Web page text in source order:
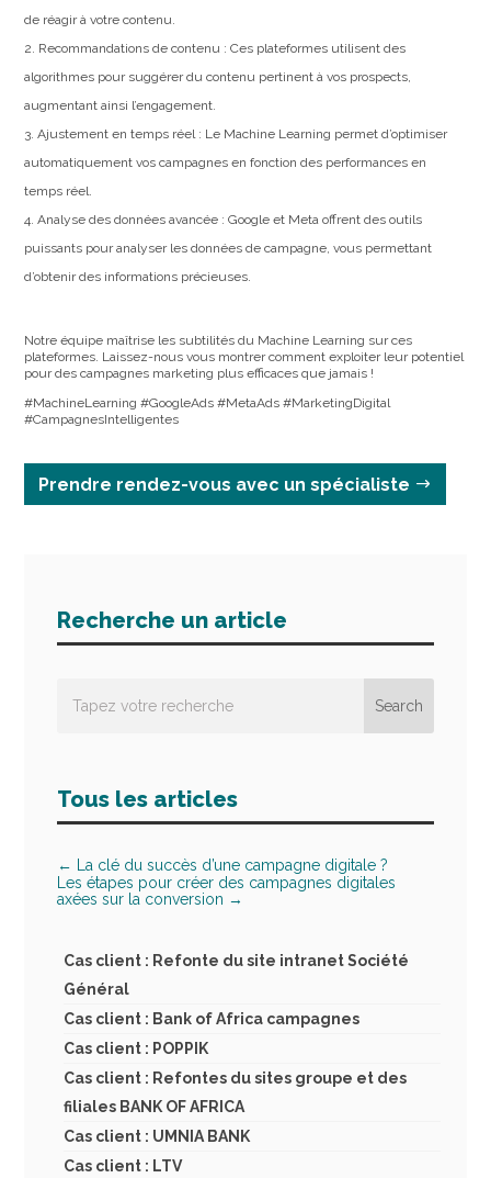
de réagir à votre contenu.
Recommandations de contenu : Ces plateformes utilisent des
algorithmes pour suggérer du contenu pertinent à vos prospects,
augmentant ainsi l’engagement.
Ajustement en temps réel : Le Machine Learning permet d’optimiser
automatiquement vos campagnes en fonction des performances en
temps réel.
Analyse des données avancée : Google et Meta offrent des outils
puissants pour analyser les données de campagne, vous permettant
d’obtenir des informations précieuses.
Notre équipe maîtrise les subtilités du Machine Learning sur ces
plateformes. Laissez-nous vous montrer comment exploiter leur potentiel
pour des campagnes marketing plus efficaces que jamais !
#MachineLearning #GoogleAds #MetaAds #MarketingDigital
#CampagnesIntelligentes
Prendre rendez-vous avec un spécialiste
Recherche un article
Tous les articles
←
La clé du succès d’une campagne digitale ?
Les étapes pour créer des campagnes digitales
axées sur la conversion →
Cas client : Refonte du site intranet Société
Général
Cas client : Bank of Africa campagnes
Cas client : POPPIK
Cas client : Refontes du sites groupe et des
filiales BANK OF AFRICA
Cas client : UMNIA BANK
Cas client : LTV